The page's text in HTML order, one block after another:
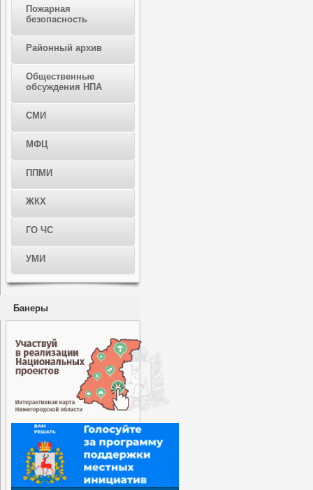
Пожарная
безопасность
Районный архив
Общественные
обсуждения НПА
СМИ
МФЦ
ППМИ
ЖКХ
ГО ЧС
УМИ
Банеры